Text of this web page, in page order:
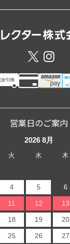
営業日のご案内
2026 8月
火 水 木
4 5 6
11 12 13
18 19 20
25 26 27